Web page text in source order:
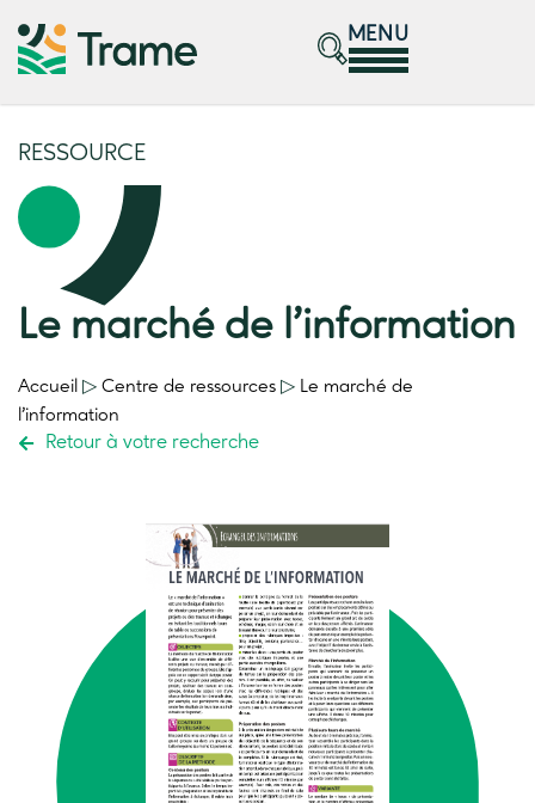
MENU
RESSOURCE
Le marché de l’information
Accueil ▷ Centre de ressources ▷ Le marché de
l’information
Retour à votre recherche